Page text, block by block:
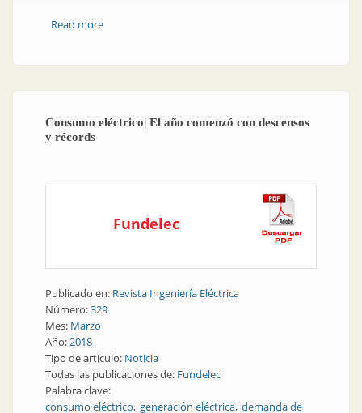
Read moreabout Generación eléctrica | Energía en 2050:
Consumo eléctrico| El año comenzó con descensos
y récords
Fundelec
Publicado en: Revista Ingeniería Eléctrica
Número:329
Mes: Marzo
Año:2018
Tipo de artículo: Noticia
Todas las publicaciones de: Fundelec
Palabra clave:
consumo eléctrico generación eléctrica demanda de